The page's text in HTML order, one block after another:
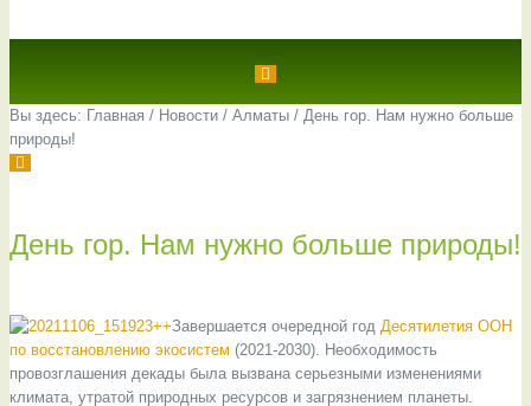
Вы здесь: Главная / Новости / Алматы / День гор. Нам нужно больше
природы!
День гор. Нам нужно больше природы!
Завершается очередной год Десятилетия ООН
по восстановлению экосистем (2021-2030). Необходимость
провозглашения декады была вызвана серьезными изменениями
климата, утратой природных ресурсов и загрязнением планеты.